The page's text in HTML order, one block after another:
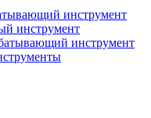
инструмент
инструмент
инструмент